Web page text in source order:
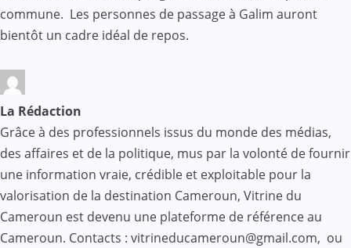
commune. Les personnes de passage à Galim auront
bientôt un cadre idéal de repos.
La Rédaction
Grâce à des professionnels issus du monde des médias,
des affaires et de la politique, mus par la volonté de fournir
une information vraie, crédible et exploitable pour la
valorisation de la destination Cameroun, Vitrine du
Cameroun est devenu une plateforme de référence au
Cameroun. Contacts : vitrineducameroun@gmail.com, ou